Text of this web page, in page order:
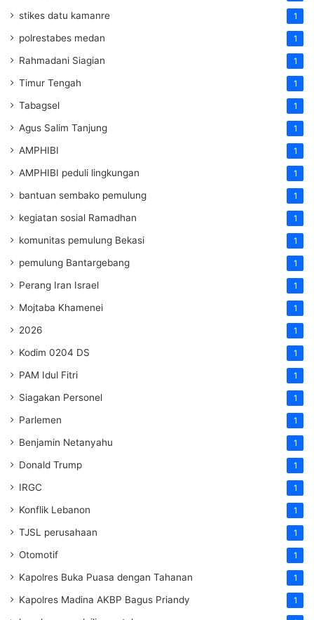
stikes datu kamanre 1
polrestabes medan 1
Rahmadani Siagian 1
Timur Tengah 1
Tabagsel 1
Agus Salim Tanjung 1
AMPHIBI 1
AMPHIBI peduli lingkungan 1
bantuan sembako pemulung 1
kegiatan sosial Ramadhan 1
komunitas pemulung Bekasi 1
pemulung Bantargebang 1
Perang Iran Israel 1
Mojtaba Khamenei 1
2026 1
Kodim 0204 DS 1
PAM Idul Fitri 1
Siagakan Personel 1
Parlemen 1
Benjamin Netanyahu 1
Donald Trump 1
IRGC 1
Konflik Lebanon 1
TJSL perusahaan 1
Otomotif 1
Kapolres Buka Puasa dengan Tahanan 1
Kapolres Madina AKBP Bagus Priandy 1